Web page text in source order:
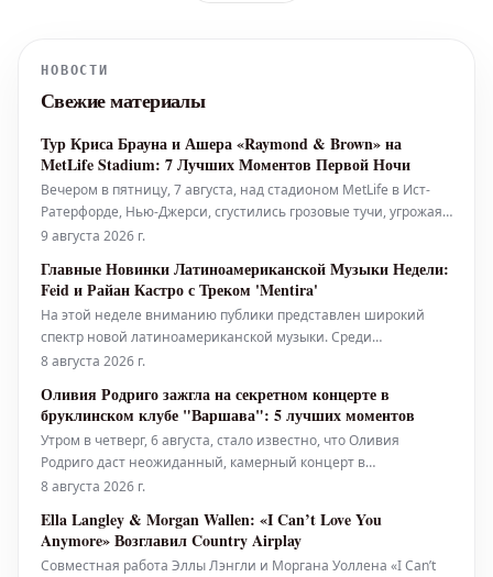
НОВОСТИ
Свежие материалы
Тур Криса Брауна и Ашера «Raymond & Brown» на
MetLife Stadium: 7 Лучших Моментов Первой Ночи
Вечером в пятницу, 7 августа, над стадионом MetLife в Ист-
Ратерфорде, Нью-Джерси, сгустились грозовые тучи, угрожая
сорвать выступление Криса Брауна и Ашера в рамках их тура
Чемпионат мира по футболу 2026, было залито проливным
дождем, с
9 августа 2026 г.
Главные Новинки Латиноамериканской Музыки Недели:
Feid и Райан Кастро с Треком 'Mentira'
На этой неделе вниманию публики представлен широкий
спектр новой латиноамериканской музыки. Среди
рекомендованных редакторами Billboard Latin и Billboard
'Yo Era Poesía' от Алехандро Санса и Эдена Муньоса, 'Verano
En La Ciudad' о
8 августа 2026 г.
Оливия Родриго зажгла на секретном концерте в
бруклинском клубе "Варшава": 5 лучших моментов
Утром в четверг, 6 августа, стало известно, что Оливия
Родриго даст неожиданный, камерный концерт в
бруклинском клубе "Варшава" – панк-площадке в стиле
около 1100 человек – тем же вечером. Менее чем за 30 минут
очередь за билетами, к
8 августа 2026 г.
Ella Langley & Morgan Wallen: «I Can’t Love You
Anymore» Возглавил Country Airplay
Совместная работа Эллы Лэнгли и Моргана Уоллена «I Can’t